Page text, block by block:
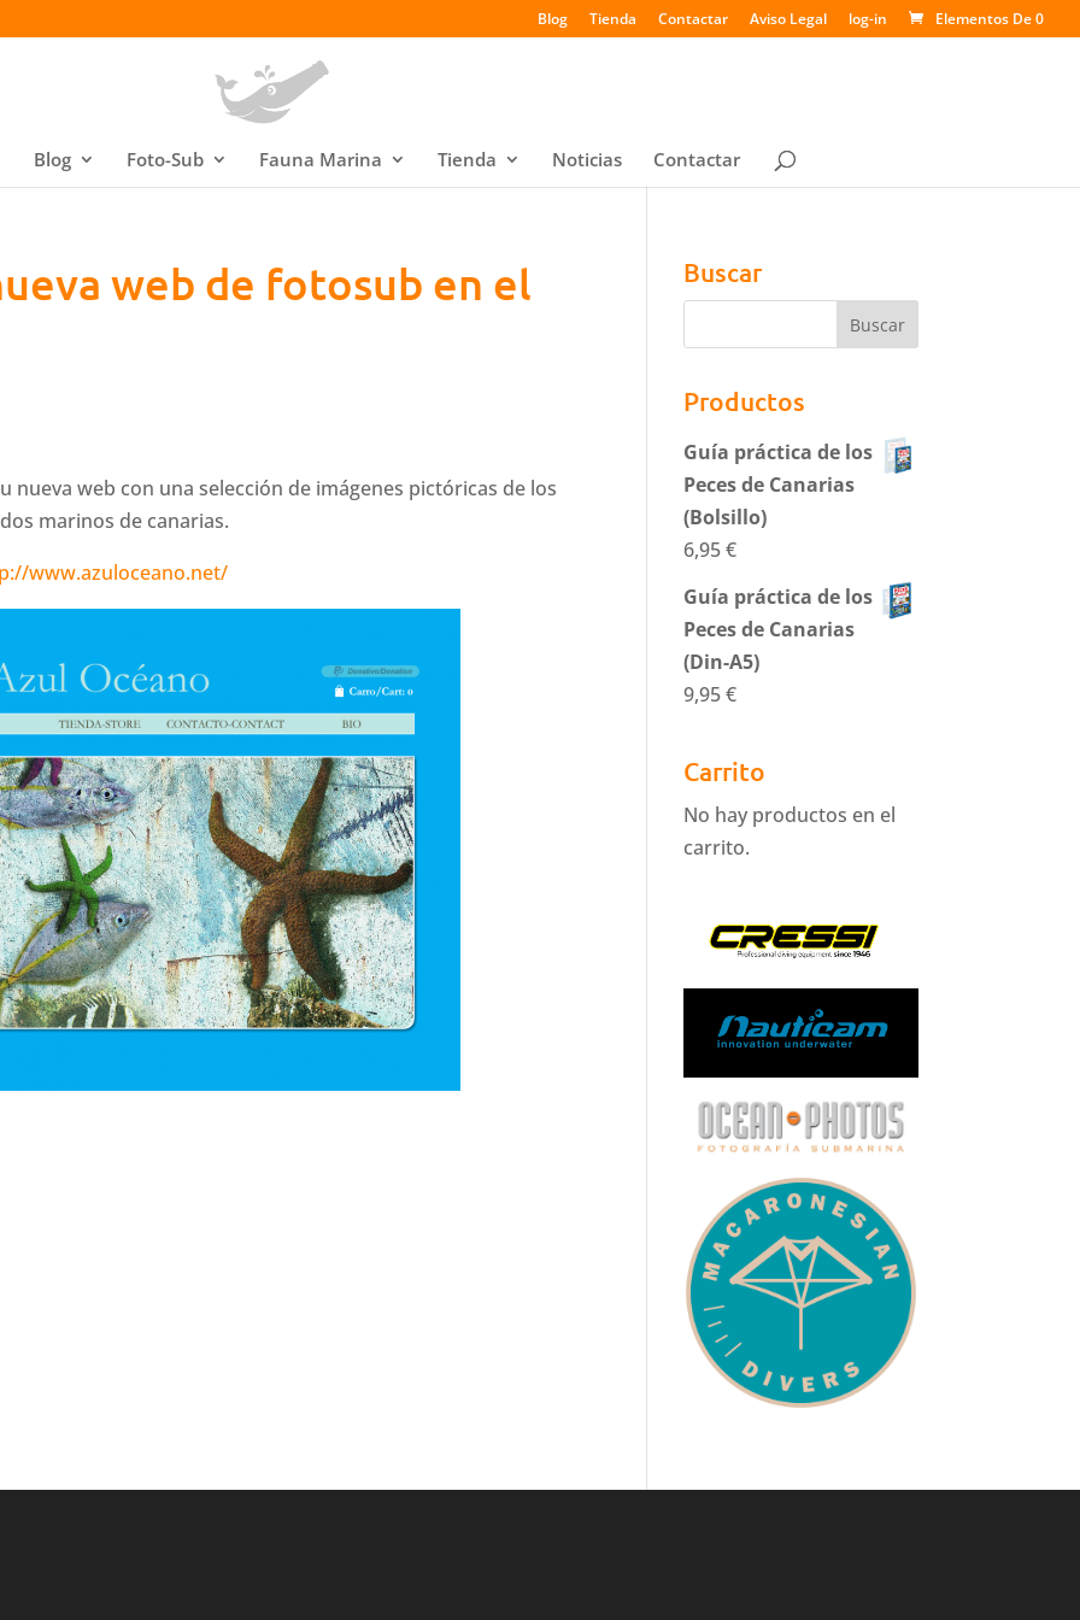
Blog Tienda Contactar Aviso Legal log-in Elementos De 0
Blog Foto-Sub Fauna Marina Tienda Noticias Contactar
web de fotosub en el
nueva web con una selección de imágenes pictóricas de los
marinos de canarias.
www.azuloceano.net/
Buscar
Productos
Guía práctica de los
Peces de Canarias
(Bolsillo)
6,95€
Guía práctica de los
Peces de Canarias
(Din-A5)
9,95€
Carrito
No hay productos en el
carrito.